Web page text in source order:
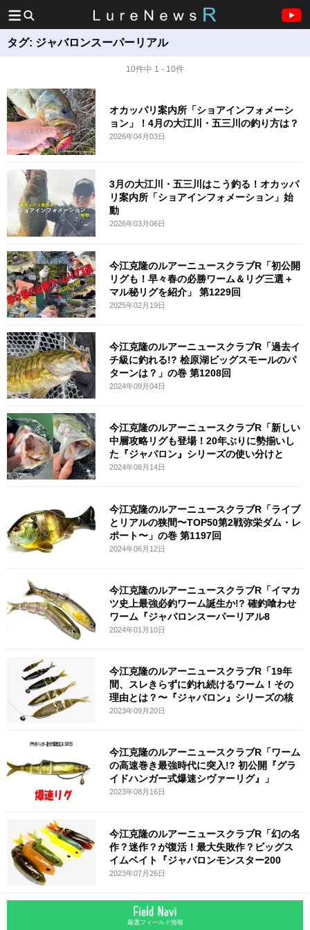
タグ: ジャバロンスーパーリアル
10件中 1 - 10件
オカッパリ案内所「ショアインフォメーシ
ョン」！4月の大江川・五三川の釣り方は？
2026年04月03日
3月の大江川・五三川はこう釣る！オカッパ
リ案内所「ショアインフォメーション」始
動
2026年03月06日
今江克隆のルアーニュースクラブR「初公開
リグも！早々春の必勝ワーム＆リグ三選＋
マル秘リグを紹介」 第1229回
2025年02月19日
今江克隆のルアーニュースクラブR「過去イ
チ級に釣れる!? 桧原湖ビッグスモールのパ
ターンは？」の巻 第1208回
2024年09月04日
今江克隆のルアーニュースクラブR「新しい
中層攻略リグも登場！20年ぶりに勢揃いし
た『ジャバロン』シリーズの使い分けと
2024年08月14日
今江克隆のルアーニュースクラブR「ライブ
とリアルの狭間〜TOP50第2戦弥栄ダム・レ
ポート〜」の巻 第1197回
2024年06月12日
今江克隆のルアーニュースクラブR「イマカ
ツ史上最強必釣ワーム誕生か!? 確釣喰わせ
ワーム『ジャバロンスーパーリアル8
2024年01月10日
今江克隆のルアーニュースクラブR「19年
間、スレきらずに釣れ続けるワーム！その
理由とは？〜『ジャバロン』シリーズの核
2023年09月20日
今江克隆のルアーニュースクラブR「ワーム
の高速巻き最強時代に突入!? 初公開『グラ
イドハンガー式爆速シヴァーリグ』」
2023年08月16日
今江克隆のルアーニュースクラブR「幻の名
作？迷作？が復活！最大失敗作？ビッグス
イムベイト『ジャバロンモンスター200
2023年07月26日
厳選フィールド情報